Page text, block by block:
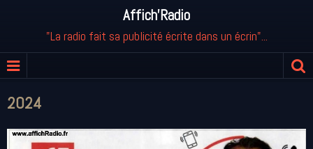
Affich'Radio
"La radio fait sa publicité écrite dans un écrin"...
2024